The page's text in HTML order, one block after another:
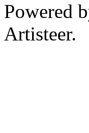
Powered
Artisteer.